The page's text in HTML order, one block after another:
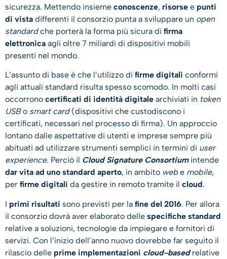
sicurezza. Mettendo insieme conoscenze, risorse e punti
di vista differenti il consorzio punta a sviluppare un open
standardche porterà la forma più sicura di firma
elettronica agli oltre 7 miliardi di dispositivi mobili
presenti nel mondo.
L’assunto di base è che l’utilizzo di firme digitali conformi
agli attuali standard risulta spesso scomodo. In molti casi
occorrono certificati di identità digitale archiviati in token
USBo smart card(dispositivi che custodiscono i
certificati, necessari nel processo di firma). Un approccio
lontano dalle aspettative di utenti e imprese sempre più
abituati ad utilizzare strumenti semplici in termini di user
experience. Perciò il Cloud Signature Consortiumintende
dar vita ad uno standard aperto, in ambito webe mobile,
per firme digitali da gestire in remoto tramite il cloud.
I primi risultati sono previsti per la fine del 2016. Per allora
il consorzio dovrà aver elaborato delle specifiche standard
relative a soluzioni, tecnologie da impiegare e fornitori di
servizi. Con l’inizio dell’anno nuovo dovrebbe far seguito il
rilascio delle prime implementazioni cloud-basedrelative